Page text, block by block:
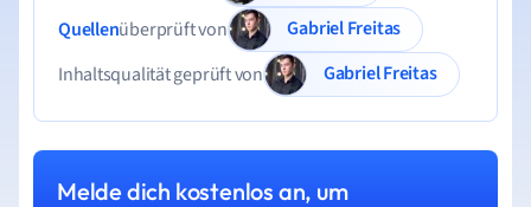
Quellenüberprüft von
Gabriel Freitas
Inhaltsqualität geprüft von
Gabriel Freitas
Melde dich kostenlos an, um